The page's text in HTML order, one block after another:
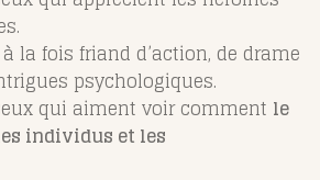
la fois friand d’action, de drame
psychologiques.
qui aiment voir comment le
individus et les